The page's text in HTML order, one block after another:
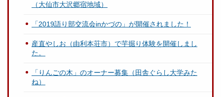
（大仙市大沢郷宿地域）
「2019語り部交流会inかづの」が開催されました！
産直やしお（由利本荘市）で芋掘り体験を開催しまし
た。
「りんごの木」のオーナー募集（田舎ぐらし大学みた
ね）